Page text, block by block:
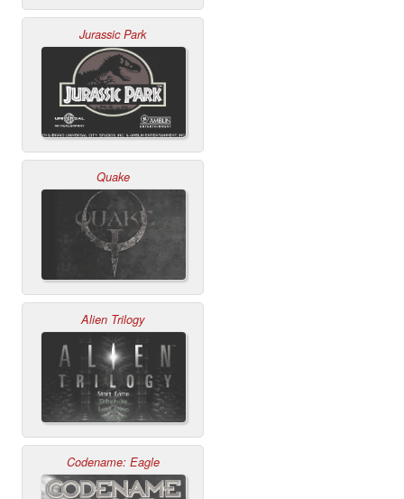
Jurassic Park
Quake
Alien Trilogy
Codename: Eagle